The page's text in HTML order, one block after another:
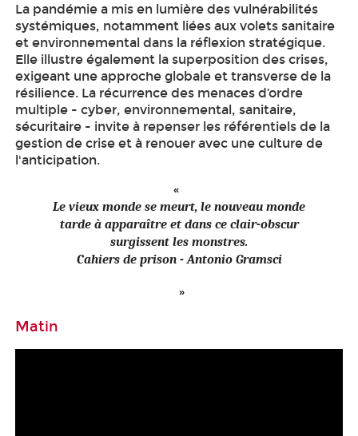
La pandémie a mis en lumière des vulnérabilités
systémiques, notamment liées aux volets sanitaire
et environnemental dans la réflexion stratégique.
Elle illustre également la superposition des crises,
exigeant une approche globale et transverse de la
résilience. La récurrence des menaces d’ordre
multiple - cyber, environnemental, sanitaire,
sécuritaire - invite à repenser les référentiels de la
gestion de crise et à renouer avec une culture de
l'anticipation.
Le vieux monde se meurt, le nouveau monde
tarde à apparaître et dans ce clair-obscur
surgissent les monstres.
Cahiers de prison - Antonio Gramsci
Matin